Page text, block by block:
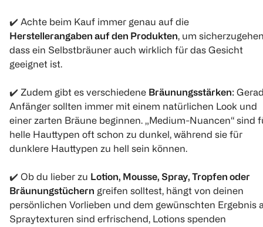
✔️ Achte beim Kauf immer genau auf die
Herstellerangaben auf den Produkten, um
dass ein Selbstbräuner auch wirklich für das Gesicht
geeignet ist.
✔️ Zudem gibt es verschiedene Bräunungsstärken:
Anfänger sollten immer mit einem natürlichen Look und
einer zarten Bräune beginnen. „Medium-Nuancen“ sind
helle Hauttypen oft schon zu dunkel, während sie für
dunklere Hauttypen zu hell sein können.
✔️ Ob du lieber zu Lotion, Mousse, Spray, Tropfen oder
Bräunungstüchern greifen solltest, hängt von deinen
persönlichen Vorlieben und dem gewünschten Ergebnis
Spraytexturen sind erfrischend, Lotions spenden